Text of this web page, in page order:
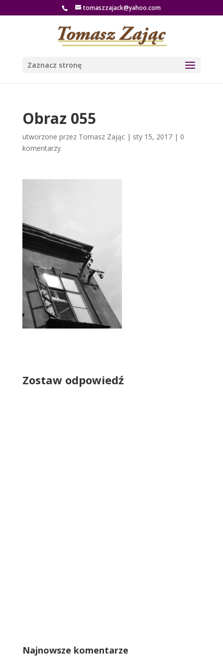
tomaszzajack@yahoo.com
Zaznacz stronę
Obraz 055
utworzone przez Tomasz Zając| sty 15, 2017| 0
komentarzy
Zostaw odpowiedź
Najnowsze komentarze